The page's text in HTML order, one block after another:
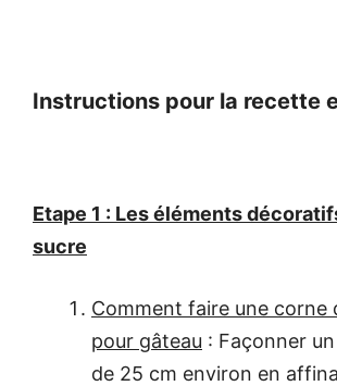
Instructions pour la recette
Etape 1 : Les éléments
sucre
Comment faire une corne
pour gâteau : Façonner
de 25 cm environ en